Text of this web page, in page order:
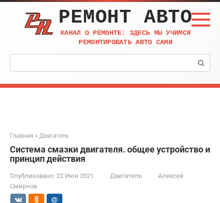
Перейти
контенту
РЕМОНТ АВТО
КАНАЛ О РЕМОНТЕ: ЗДЕСЬ МЫ УЧИМСЯ
РЕМОНТИРОВАТЬ АВТО САМИ
Поиск:
Главная » Двигатель
Система смазки двигателя. общее устройство и
принцип действия
Опубликовано: 22 Июн 2021 Двигатель
Алексей
Смирнов